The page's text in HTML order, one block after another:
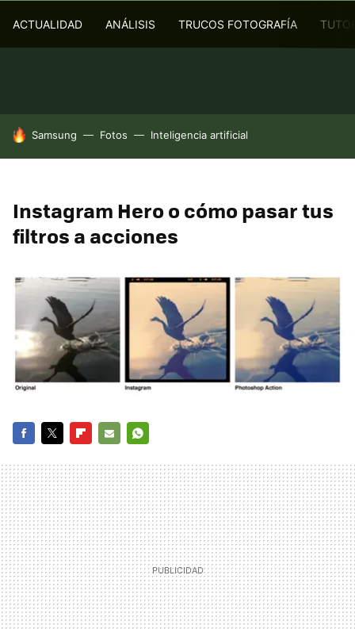
ACTUALIDAD ANÁLISIS TRUCOS FOTOGRAFÍA
HOY SE HABLA DE
Samsung Fotos Inteligencia artificial
Instagram Hero o cómo pasar tus
filtros a acciones
MAIL